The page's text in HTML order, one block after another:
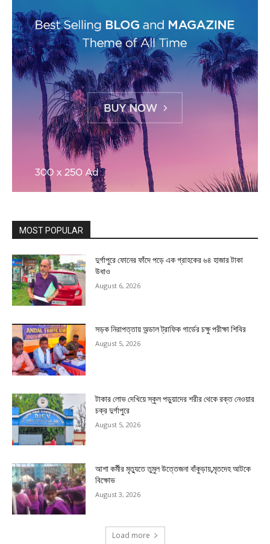
MOST POPULAR
দুর্গাপুরে ফোনের ফাঁদে পড়ে এক গ্রাহকের ৬৪ হাজার টাকা
উধাও
August 6, 2026
সড়ক নিরাপত্তায় অন্ডাল ট্রাফিক গার্ডের চক্ষু পরীক্ষা শিবির
August 5, 2026
টাকার লোভ দেখিয়ে স্কুল পড়ুয়াদের শরীর থেকে রক্ত নেওয়ার
চক্র দুর্গাপুরে
August 5, 2026
আশা কর্মীর মৃত্যুতে তুমুল উত্তেজনা বাঁকুড়ায়,মৃতদেহ আটকে
বিক্ষোভ
August 3, 2026
Load more